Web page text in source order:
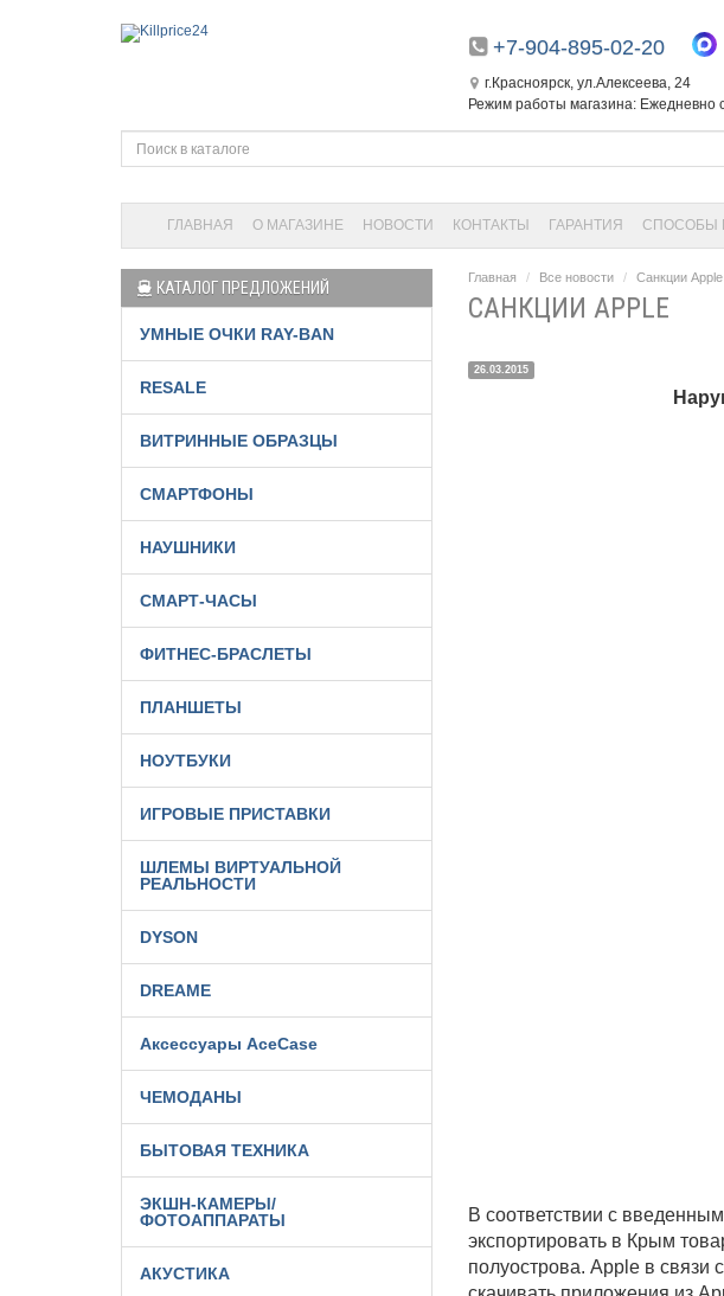
+7-904-895-02-20
г.Красноярск, ул.Алексеева, 24
Режим работы магазина: Ежедневно
ГЛАВНАЯ О МАГАЗИНЕ НОВОСТИ КОНТАКТЫ ГАРАНТИЯ СПОСОБЫ
Главная Все новости Санкции Apple
САНКЦИИ APPLE
26.03.2015
В соответствии с
экспортировать в Крым
полуострова. Apple в
КАТАЛОГ ПРЕДЛОЖЕНИЙ
УМНЫЕ ОЧКИ RAY-BAN
RESALE
ВИТРИННЫЕ ОБРАЗЦЫ
СМАРТФОНЫ
НАУШНИКИ
СМАРТ-ЧАСЫ
ФИТНЕС-БРАСЛЕТЫ
ПЛАНШЕТЫ
НОУТБУКИ
ИГРОВЫЕ ПРИСТАВКИ
ШЛЕМЫ ВИРТУАЛЬНОЙ
РЕАЛЬНОСТИ
DYSON
DREAME
Аксессуары AceCase
ЧЕМОДАНЫ
БЫТОВАЯ ТЕХНИКА
ЭКШН-КАМЕРЫ/
ФОТОАППАРАТЫ
АКУСТИКА